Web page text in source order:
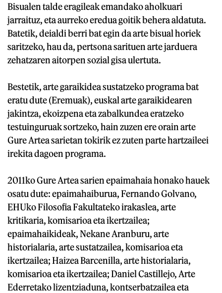
Bisualen talde eragileak emandako aholkuari
jarraituz, eta aurreko eredua goitik behera aldatuta.
Batetik, deialdi berri bat egin da arte bisual horiek
saritzeko, hau da, pertsona sarituen arte jarduera
zehatzaren aitorpen sozial gisa ulertuta.
Bestetik, arte garaikidea sustatzeko programa bat
eratu dute (Eremuak), euskal arte garaikidearen
jakintza, ekoizpena eta zabalkundea eratzeko
testuinguruak sortzeko, hain zuzen ere orain arte
Gure Artea sarietan tokirik ez zuten parte hartzaileei
irekita dagoen programa.
2011ko Gure Artea sarien epaimahaia honako hauek
osatu dute: epaimahaiburua, Fernando Golvano,
EHUko Filosofia Fakultateko irakaslea, arte
kritikaria, komisarioa eta ikertzailea;
epaimahaikideak, Nekane Aranburu, arte
historialaria, arte sustatzailea, komisarioa eta
ikertzailea; Haizea Barcenilla, arte historialaria,
komisarioa eta ikertzailea; Daniel Castillejo, Arte
Ederretako lizentziaduna, kontserbatzailea eta